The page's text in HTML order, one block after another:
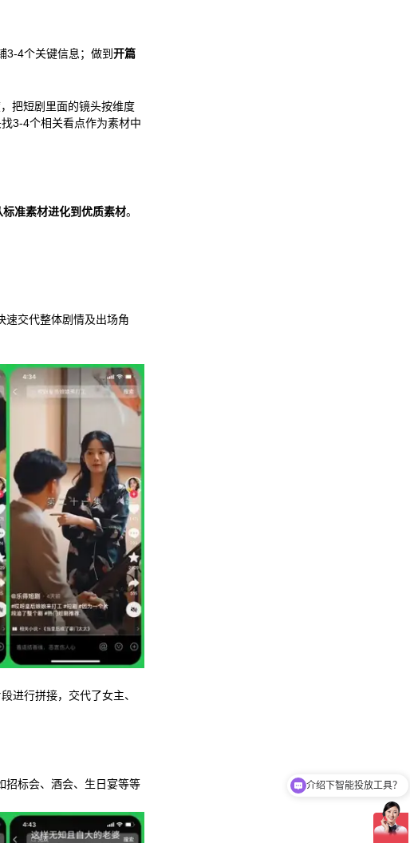
3-4个关键信息；做到 开篇
把短剧里面的镜头按维度
3-4个相关看点作为素材中
标准素材进化到优质素材。
速交代整体剧情及出场角
进行拼接，交代了女主、
招标会、酒会、生日宴等等 介绍下智能投放工具？